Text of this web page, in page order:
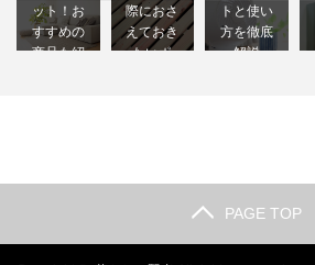
ット！お
すすめの
商品も紹
際におさ
えておき
たいポ
トと使い
方を徹底
解説
PAGE TOP